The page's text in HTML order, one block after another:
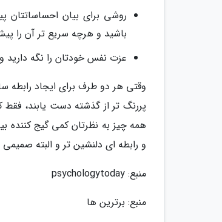
روشی برای بیان احساساتتان
باشید و هرچه سریع تر آن را
عزت نفس خودتان را نگه دارید
وقتی هر دو طرف برای ایجاد رابطه
پررنگ تر از گذشته دست یابند،
همه چیز به نظرتان کمی گیج
و رابطه ای دلنشین تر و البته
منبع: psychologytoday
منبع: برترین ها